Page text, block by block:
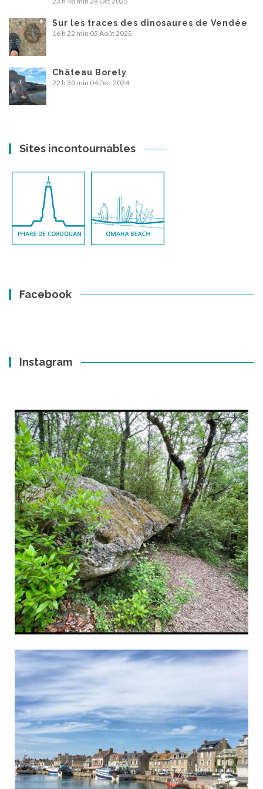
Sur les traces des dinosaures de Vendée
16 h 22 min 05 Août 2025
Château Borely
22 h 30 min 04 Déc 2024
Sites incontournables
Facebook
Instagram